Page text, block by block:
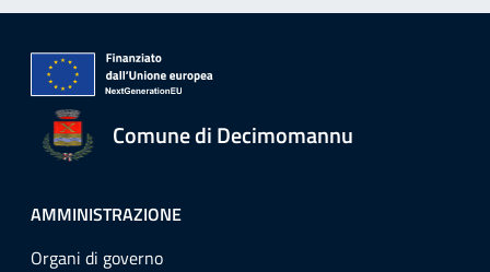
Comune di Decimomannu
AMMINISTRAZIONE
Organi di governo